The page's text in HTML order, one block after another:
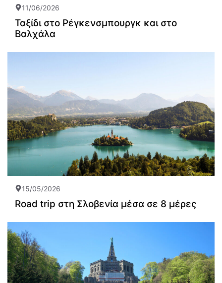
11/06/2026
Ταξίδι στο Ρέγκενσμπουργκ και στο
Βαλχάλα
15/05/2026
Road trip στη Σλοβενία μέσα σε 8 μέρες